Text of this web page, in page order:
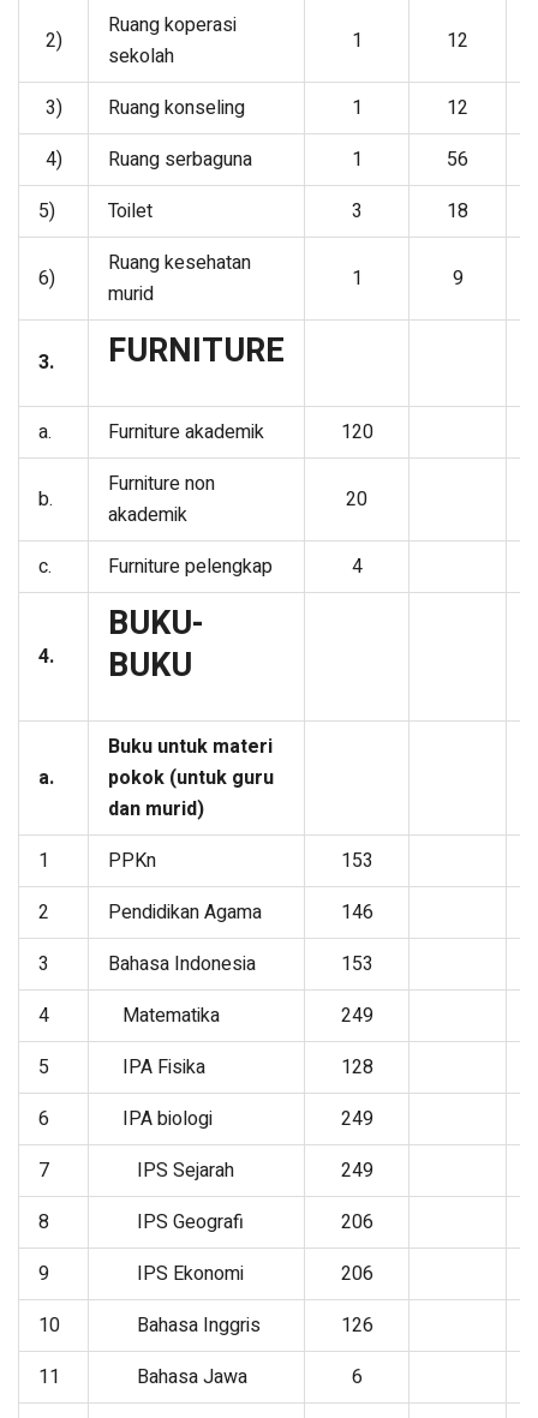
2)
Ruang koperasi
sekolah
1 12
3) Ruang konseling 1
12
4)
Ruang serbaguna 1
56
5)
Toilet 3 18
6)
Ruang kesehatan
murid
1 9
3. FURNITURE
a. Furniture akademik 120
b.
Furniture non
akademik
20
c. Furniture pelengkap 4
4.
BUKU-
BUKU
a.
Buku untuk materi
pokok (untuk guru
dan murid)
1
PPKn
153
2
Pendidikan Agama
146
3
Bahasa Indonesia
153
4
Matematika
249
5
IPA Fisika
128
6
IPA biologi
249
7
IPS Sejarah
249
8
IPS Geografi
206
9
IPS Ekonomi
206
10
Bahasa Inggris
126
11
Bahasa Jawa
6